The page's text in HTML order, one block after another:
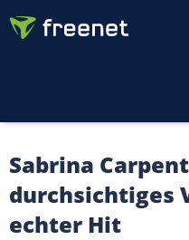
Sabrina
durchsichtiges
echter Hit